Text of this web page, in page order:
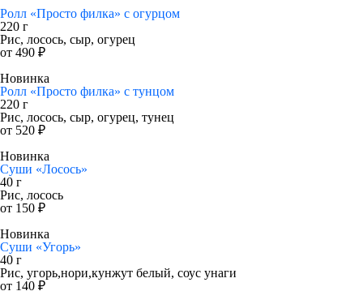
Ролл «Просто филка» с огурцом
220 г
Рис, лосось, сыр, огурец
от 490 ₽
Новинка
Ролл «Просто филка» с тунцом
220 г
Рис, лосось, сыр, огурец, тунец
от 520 ₽
Новинка
Суши «Лосось»
40 г
Рис, лосось
от 150 ₽
Новинка
Суши «Угорь»
40 г
Рис, угорь,нори,кунжут белый, соус унаги
от 140 ₽